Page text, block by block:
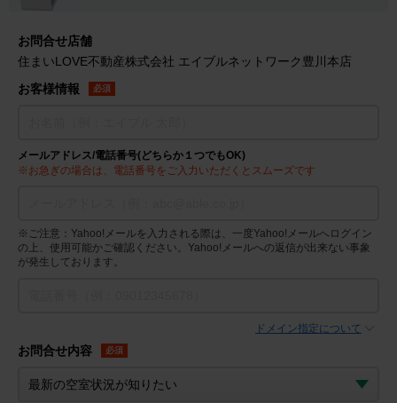
お問合せ店舗
住まいLOVE不動産株式会社 エイブルネットワーク豊川本店
お客様情報
必須
メールアドレス/電話番号(どちらか１つでもOK)
※お急ぎの場合は、電話番号をご入力いただくとスムーズです
※ご注意：Yahoo!メールを入力される際は、一度Yahoo!メールへログイン
の上、使用可能かご確認ください。Yahoo!メールへの返信が出来ない事象
が発生しております。
ドメイン指定について
お問合せ内容 必須